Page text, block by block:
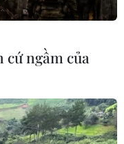
cứ ngầm của